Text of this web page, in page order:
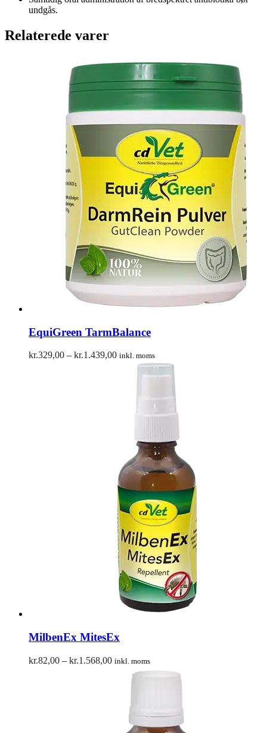
undgås.
Relaterede varer
EquiGreen TarmBalance
kr.329,00 – kr.1.439,00Prisinterval:
kr.329,00
inkl. moms
MilbenEx MitesEx
kr.82,00 – kr.1.568,00Prisinterval:
kr.82,00
inkl. moms